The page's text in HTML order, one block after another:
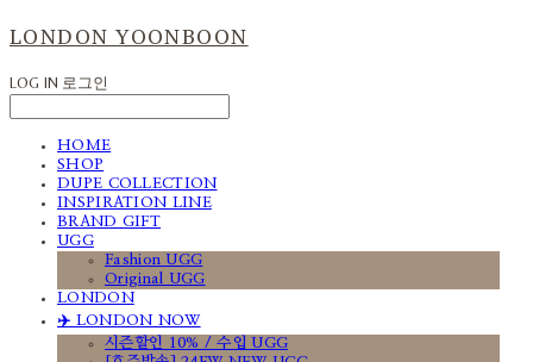
LONDON YOONBOON
LOG IN 로그인
HOME
SHOP
DUPE COLLECTION
INSPIRATION LINE
BRAND GIFT
UGG
Fashion UGG
Original UGG
LONDON
✈️ LONDON NOW
시즌할인 10% / 수입 UGG